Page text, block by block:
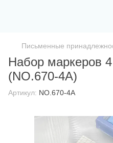
Письменные
Набор маркеров
(NO.670-4A)
Артикул: NO.670-4A